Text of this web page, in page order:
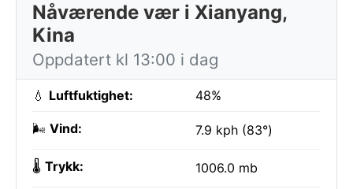
Nåværende vær i Xianyang,
Kina
Oppdatert kl 13:00 i dag
💧 Luftfuktighet: 48%
🌬️ Vind: 7.9 kph (83°)
🌡️ Trykk: 1006.0 mb